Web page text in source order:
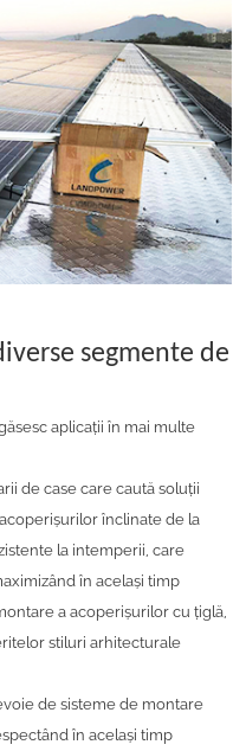
segmente de
aplicații în mai multe
de case care caută soluții
înclinate de la
la intemperii, care
în același timp
a acoperișurilor cu țiglă,
stiluri arhitecturale
de sisteme de montare
în același timp